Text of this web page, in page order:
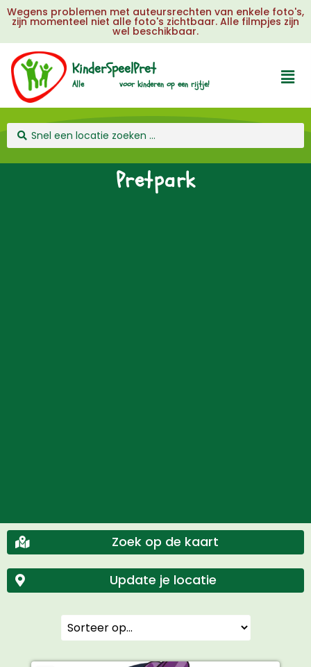
Wegens problemen met auteursrechten van enkele foto's,
zijn momenteel niet alle foto's zichtbaar. Alle filmpjes zijn
wel beschikbaar.
KinderSpeelPret
Alle voor kinderen op een rijtje!
Pretpark
Update je locatie
Zoek op de kaart